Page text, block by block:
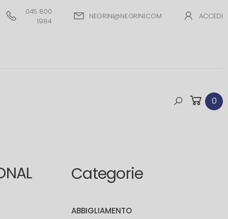
045 800
1984
NEGRINI@NEGRINI.COM ACCEDI
0
Categorie
ABBIGLIAMENTO